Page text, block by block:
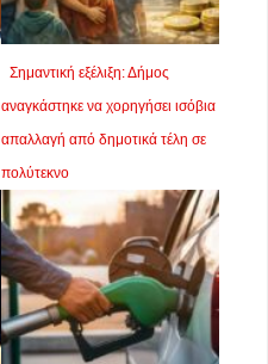
Σημαντική εξέλιξη: Δήμος
αναγκάστηκε να χορηγήσει ισόβια
απαλλαγή από δημοτικά τέλη σε
πολύτεκνο